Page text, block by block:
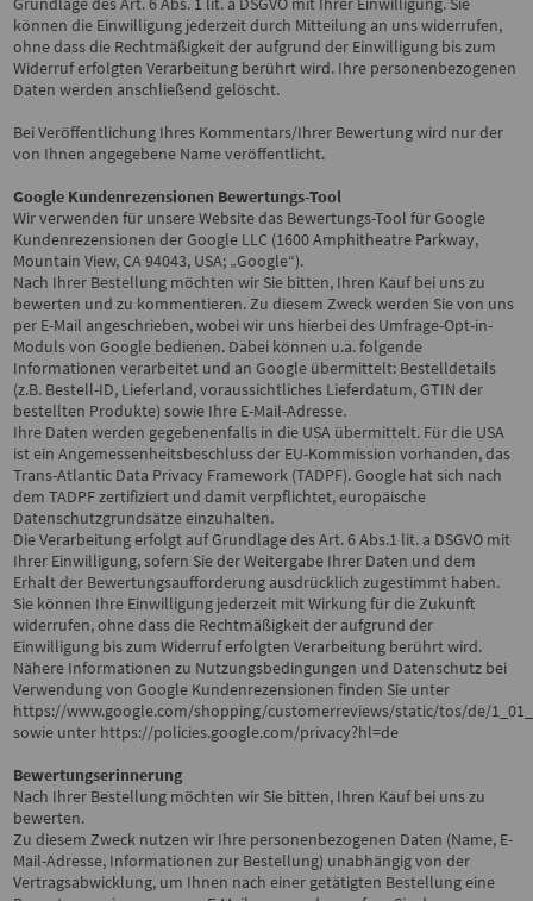
können die Einwilligung jederzeit durch Mitteilung an uns widerrufen,
ohne dass die Rechtmäßigkeit der aufgrund der Einwilligung bis zum
Widerruf erfolgten Verarbeitung berührt wird. Ihre personenbezogenen
Daten werden anschließend gelöscht.
Bei Veröffentlichung Ihres Kommentars/Ihrer Bewertung wird nur der
von Ihnen angegebene Nameveröffentlicht.
Google Kundenrezensionen Bewertungs-Tool
Wir verwenden für unsere Website das Bewertungs-Tool für Google
Kundenrezensionen der Google LLC (1600 Amphitheatre Parkway,
Mountain View, CA 94043, USA; „Google“).
Nach Ihrer Bestellung möchten wir Sie bitten, Ihren Kauf bei uns zu
bewerten und zu kommentieren. Zu diesem Zweck werden Sie von uns
per E-Mail angeschrieben, wobei wir uns hierbei des Umfrage-Opt-in-
Moduls von Google bedienen. Dabei können u.a. folgende
Informationen verarbeitet und an Google übermittelt: Bestelldetails
(z.B. Bestell-ID, Lieferland, voraussichtliches Lieferdatum, GTIN der
bestellten Produkte) sowie Ihre E-Mail-Adresse.
Ihre Daten werden gegebenenfalls in die USA übermittelt. Für die USA
ist ein Angemessenheitsbeschluss der EU-Kommission vorhanden, das
Trans-Atlantic Data Privacy Framework (TADPF). Google hat sich nach
dem TADPF zertifiziert und damit verpflichtet, europäische
Datenschutzgrundsätze einzuhalten.
Die Verarbeitung erfolgt auf Grundlage des Art. 6 Abs.1 lit. a DSGVO mit
Ihrer Einwilligung, sofern Sie der Weitergabe Ihrer Daten und dem
Erhalt der Bewertungsaufforderung ausdrücklich zugestimmt haben.
Sie können Ihre Einwilligung jederzeit mit Wirkung für die Zukunft
widerrufen, ohne dass die Rechtmäßigkeit der aufgrund der
Einwilligung bis zum Widerruf erfolgten Verarbeitung berührt wird.
Nähere Informationen zu Nutzungsbedingungen und Datenschutz bei
Verwendung von Google Kundenrezensionen finden Sie unter
https://www.google.com/shopping/customerreviews/static/tos/de/
sowie unter https://policies.google.com/privacy?hl=de
Bewertungserinnerung
Nach Ihrer Bestellung möchten wir Sie bitten, Ihren Kauf bei uns zu
bewerten.
Zu diesem Zweck nutzen wir Ihre personenbezogenen Daten (Name, E-
Mail-Adresse, Informationen zur Bestellung) unabhängig von der
Vertragsabwicklung, um Ihnen nach einer getätigten Bestellung eine